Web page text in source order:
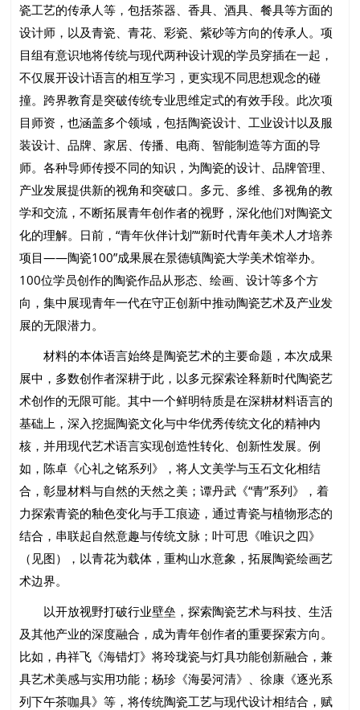
瓷工艺的传承人等，包括茶器、香具、酒具、餐具等方面的
设计师，以及青瓷、青花、彩瓷、紫砂等方向的传承人。项
目组有意识地将传统与现代两种设计观的学员穿插在一起，
不仅展开设计语言的相互学习，更实现不同思想观念的碰
撞。跨界教育是突破传统专业思维定式的有效手段。此次项
目师资，也涵盖多个领域，包括陶瓷设计、工业设计以及服
装设计、品牌、家居、传播、电商、智能制造等方面的导
师。各种导师传授不同的知识，为陶瓷的设计、品牌管理、
产业发展提供新的视角和突破口。多元、多维、多视角的教
学和交流，不断拓展青年创作者的视野，深化他们对陶瓷文
化的理解。日前，“青年伙伴计划”“新时代青年美术人才培养
项目——陶瓷100”成果展在景德镇陶瓷大学美术馆举办。
100位学员创作的陶瓷作品从形态、绘画、设计等多个方
向，集中展现青年一代在守正创新中推动陶瓷艺术及产业发
展的无限潜力。
材料的本体语言始终是陶瓷艺术的主要命题，本次成果
展中，多数创作者深耕于此，以多元探索诠释新时代陶瓷艺
术创作的无限可能。其中一个鲜明特质是在深耕材料语言的
基础上，深入挖掘陶瓷文化与中华优秀传统文化的精神内
核，并用现代艺术语言实现创造性转化、创新性发展。例
如，陈卓《心礼之铭系列》，将人文美学与玉石文化相结
合，彰显材料与自然的天然之美；谭丹武《“青”系列》，着
力探索青瓷的釉色变化与手工痕迹，通过青瓷与植物形态的
结合，串联起自然意趣与传统文脉；叶可思《唯识之四》
（见图），以青花为载体，重构山水意象，拓展陶瓷绘画艺
术边界。
以开放视野打破行业壁垒，探索陶瓷艺术与科技、生活
及其他产业的深度融合，成为青年创作者的重要探索方向。
比如，冉祥飞《海错灯》将玲珑瓷与灯具功能创新融合，兼
具艺术美感与实用功能；杨珍《海晏河清》、徐康《逐光系
列下午茶咖具》等，将传统陶瓷工艺与现代设计相结合，赋